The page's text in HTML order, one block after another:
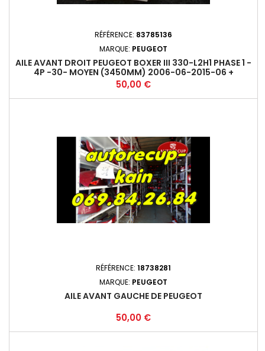
RÉFÉRENCE: 83785136
MARQUE: PEUGEOT
AILE AVANT DROIT PEUGEOT BOXER III 330-L2H1 PHASE 1 -
4P -30- MOYEN (3450MM) 2006-06-2015-06 +
Prix
50,00 €
RÉFÉRENCE: 18738281
MARQUE: PEUGEOT
AILE AVANT GAUCHE DE PEUGEOT
Prix
50,00 €